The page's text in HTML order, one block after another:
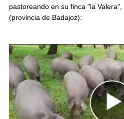
pastoreando en su finca "la Valera",
(provincia de Badajoz):